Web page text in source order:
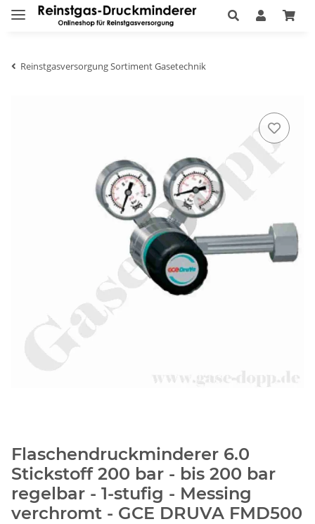
Reinstgasversorgung Sortiment Gasetechnik
Flaschendruckminderer 6.0
Stickstoff 200 bar - bis 200 bar
regelbar - 1-stufig - Messing
verchromt - GCE DRUVA FMD500